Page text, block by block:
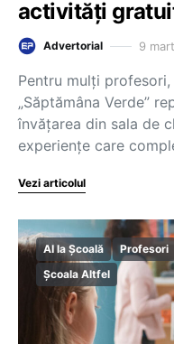
activități
Advertorial 9
Pentru mulți
„Săptămâna Verde”
învățarea din sala de
experiențe care
Vezi articolul
AI la Școală Profesori
Școala Altfel